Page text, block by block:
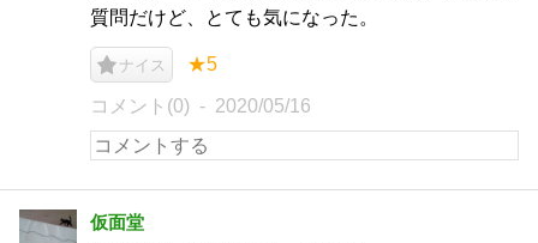
質問だけど、とても気になった。
ナイス ★5
コメント(0) 2020/05/16
仮面堂